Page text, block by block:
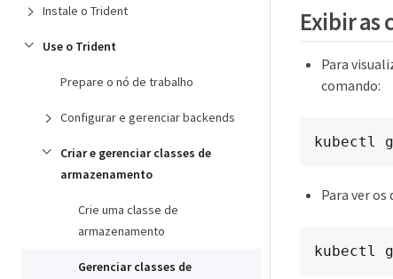
Instale o Trident
Use o Trident
Prepare o nó de trabalho
Configurar e gerenciar backends
Criar e gerenciar classes de
armazenamento
Crie uma classe de
armazenamento
Gerenciar classes de
Exibir as
Para
comando:
kubectl
Para ver
kubectl